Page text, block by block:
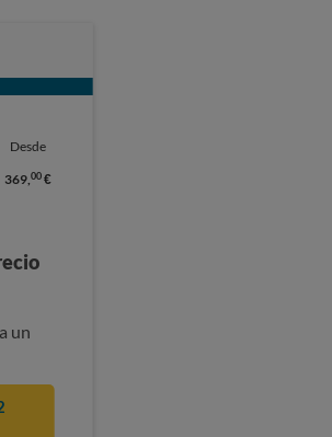
Desde
369,00€
un